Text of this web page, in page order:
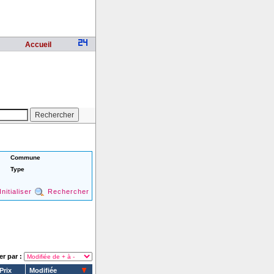
Accueil
Commune
Type
Initialiser Rechercher
par :
Prix Modifiée